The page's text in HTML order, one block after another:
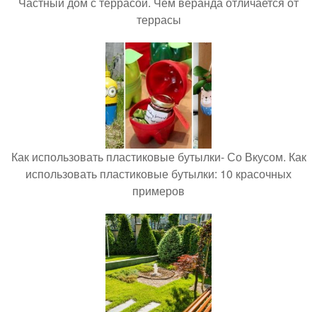
террасы
Как использовать пластиковые бутылки- Со Вкусом. Как
использовать пластиковые бутылки: 10 красочных
примеров